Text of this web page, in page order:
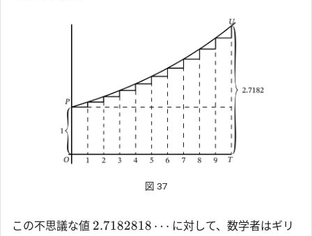
図 37
この不思議な値 2.7182818 ⋯ に対して、数学者はギリ